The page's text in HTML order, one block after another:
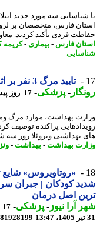
سه مورد جدید ابتلا
فارس، متخصصان بر لزوم
فردی تأکید کردند. معاون
فارس-بیماری- کریمه کنگو
تایید مرگ 3 نفر بر اثر «هانتاویروس» در ونزوئلا
-پزشکی-17 روز پیش - چهارشنبه 31 تیر 1405، 14:57
بهداشت، موارد مرگ ومیر
پراکنده توصیف کرد
بهداشتی ونزوئلا روز سه شنبه
بهداشت -بهداشت -ونزوئلا
«روتاویروس» شایع
کودکان | جبران سریع
اصل درمان
آرا نیوز-پزشکی-
17
81928199